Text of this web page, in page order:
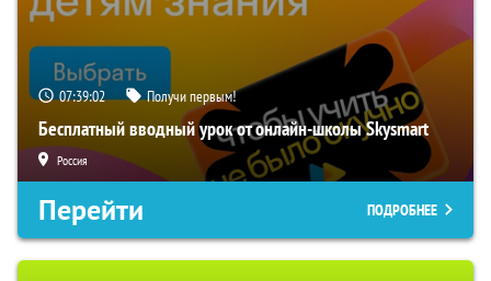
07:39:01 Получи первым!
Бесплатный вводный урок от онлайн-школы Skysmart
Россия
Перейти ПОДРОБНЕЕ